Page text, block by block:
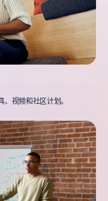
视频和社区计划。